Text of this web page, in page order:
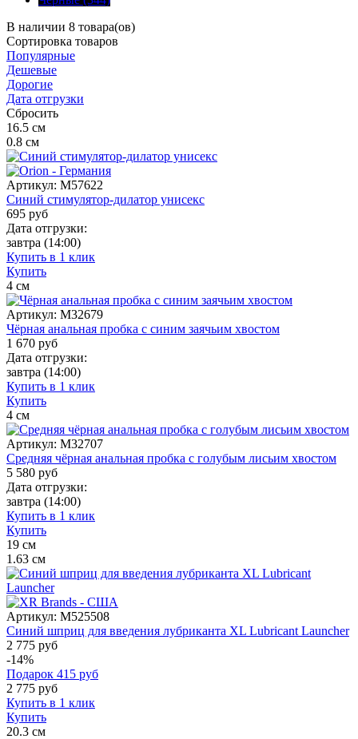
В наличии 8 товара(ов)
Сортировка товаров
Популярные
Дешевые
Дорогие
Дата отгрузки
Сбросить
16.5 см
0.8 см
Артикул: M57622
Синий стимулятор-дилатор унисекс
695 руб
Дата отгрузки:
завтра (14:00)
Купить в 1 клик
Купить
4 см
Артикул: M32679
Чёрная анальная пробка с синим заячьим хвостом
1 670 руб
Дата отгрузки:
завтра (14:00)
Купить в 1 клик
Купить
4 см
Артикул: M32707
Средняя чёрная анальная пробка с голубым лисьим хвостом
5 580 руб
Дата отгрузки:
завтра (14:00)
Купить в 1 клик
Купить
19 см
1.63 см
Артикул: M525508
Синий шприц для введения лубриканта XL Lubricant Launcher
2 775 руб
-14%
Подарок 415 руб
2 775 руб
Купить в 1 клик
Купить
20.3 см